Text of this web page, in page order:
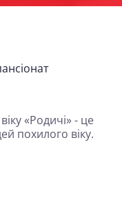
«Родичі» - це
похилого віку.